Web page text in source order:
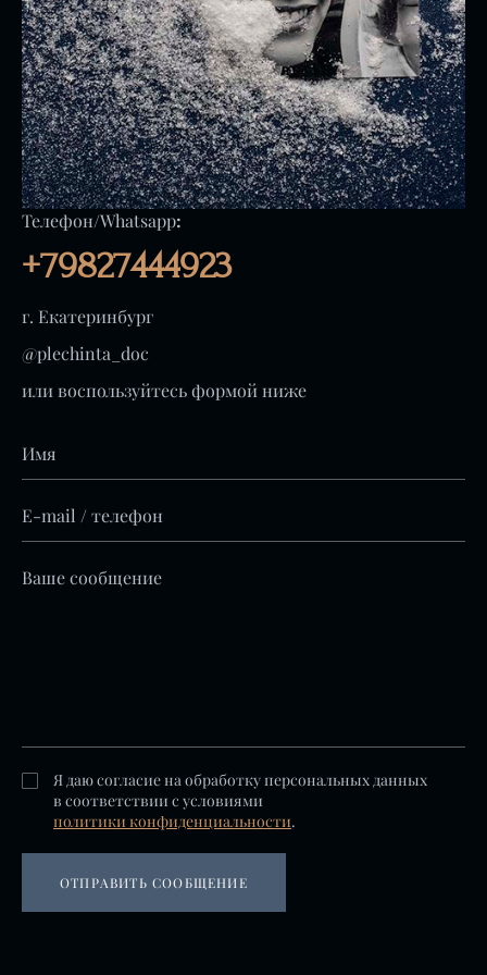
Телефон/Whatsapp:
+79827444923
г. Екатеринбург
@plechinta_doc
или воспользуйтесь формой ниже
Я даю согласие на обработку персональных данных
в соответствии с условиями
политики конфиденциальности.
ОТПРАВИТЬ СООБЩЕНИЕ